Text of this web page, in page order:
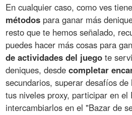
En cualquier caso, como ves
métodos para ganar más
resto que te hemos señalado,
puedes hacer más cosas para
de actividades del juego te
deniques, desdecompletar
secundarios, superar desafíos
tus niveles proxy, participar en el
intercambiarlos en el "Bazar de